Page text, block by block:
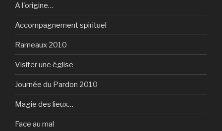
A l'origine…
Accompagnement spirituel
Rameaux 2010
Visiter une église
Journée du Pardon 2010
Magie des lieux…
Face au mal